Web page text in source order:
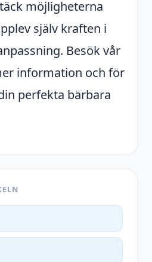
möjligheterna
själv kraften i
Besök vår
information och för
perfekta bärbara